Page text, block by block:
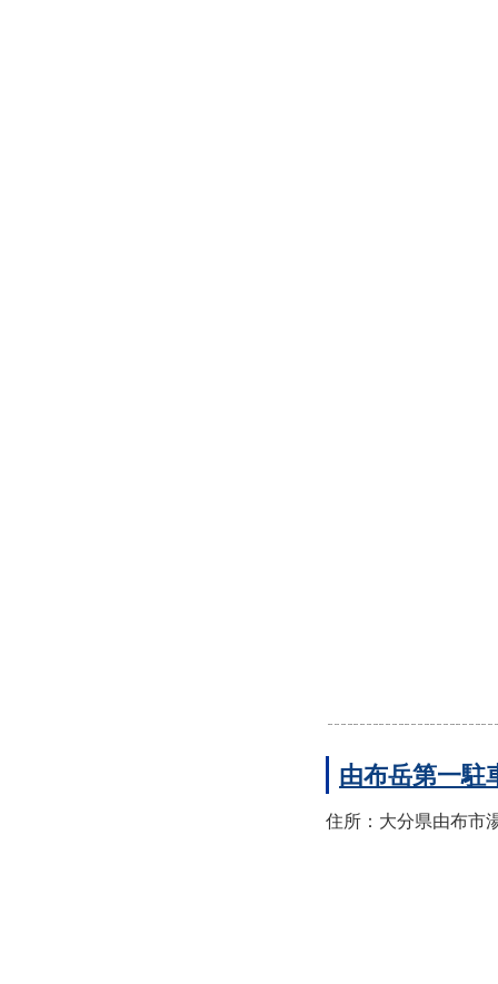
由布岳第一駐
住所：大分県由布市